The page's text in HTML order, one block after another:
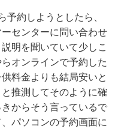
約しようとしたら、
センターに問い合わせ
明を聞いていて少しこ
オンラインで予約した
料金よりも結局安いと
推測してそのように確
からそう言っているで
パソコンの予約画面に